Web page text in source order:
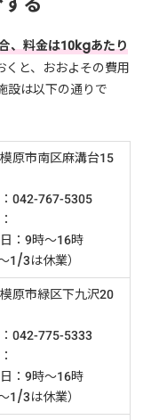
、料金は10kgあたり
くと、おおよその費用
設は以下の通りで
原市南区麻溝台15
042-767-5305
：9時～16時
1/3は休業）
原市緑区下九沢20
042-775-5333
：9時～16時
1/3は休業）